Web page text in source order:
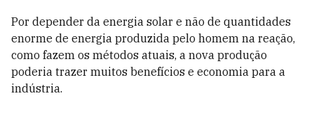
Por depender da energia solar e não de quantidades
enorme de energia produzida pelo homem na reação,
como fazem os métodos atuais, a nova produção
poderia trazer muitos benefícios e economia para a
indústria.